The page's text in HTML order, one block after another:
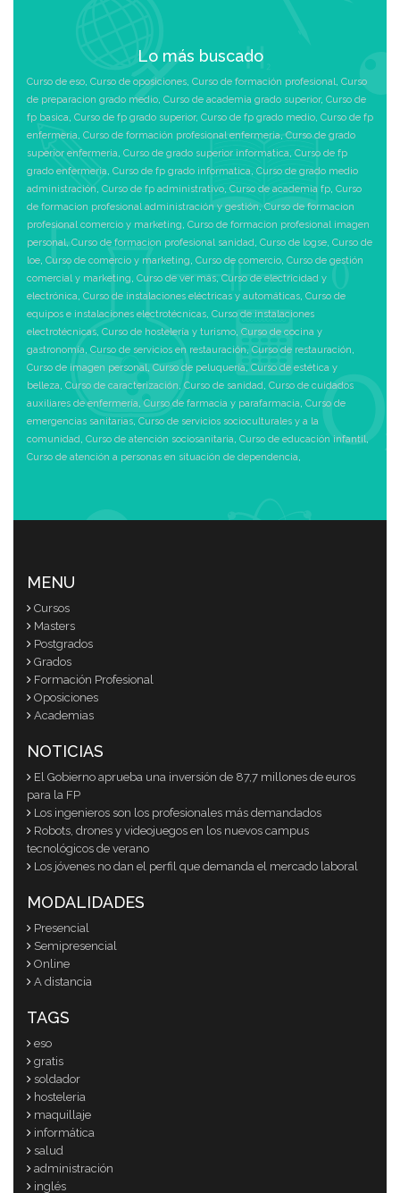
Lo más buscado
Curso de eso, Curso de oposiciones, Curso de formación profesional, Curso
de preparacion grado medio, Curso de academia grado superior, Curso de
fp basica, Curso de fp grado superior, Curso de fp grado medio, Curso de fp
enfermeria, Curso de formación profesional enfermeria,Curso de grado
superior enfermeria, Curso de grado superior informatica, Curso de fp
grado enfermeria, Curso de fp grado informatica, Curso de grado medio
administración, Curso de fp administrativo, Curso de academia fp, Curso
de formacion profesional administración y gestión,Curso de formacion
profesional comercio y marketing, Curso de formacion profesional imagen
personal,Curso de formacion profesional sanidad, Curso de logse, Curso de
loe, Curso de comercio y marketing, Curso de comercio, Curso de gestión
comercial y marketing, Curso de ver más,Curso de electricidad y
electrónica, Curso de instalaciones eléctricas y automáticas, Curso de
equipos e instalaciones electrotécnicas, Curso de instalaciones
electrotécnicas, Curso de hostelería y turismo, Curso de cocina y
gastronomía, Curso de servicios en restauración, Curso de restauración,
Curso de imagen personal, Curso de peluquería,Curso de estética y
belleza, Curso de caracterización,Curso de sanidad, Curso de cuidados
auxiliares de enfermería,Curso de farmacia y parafarmacia, Curso de
emergencias sanitarias, Curso de servicios socioculturales y a la
comunidad, Curso de atención sociosanitaria, Curso de educación infantil,
Curso de atención a personas en situación de dependencia,
MENU
Cursos
Masters
Postgrados
Grados
Formación Profesional
Oposiciones
Academias
NOTICIAS
El Gobierno aprueba una inversión de 87,7 millones de euros
para la FP
Los ingenieros son los profesionales más demandados
Robots, drones y videojuegos en los nuevos campus
tecnológicos de verano
Los jóvenes no dan el perfil que demanda el mercado laboral
MODALIDADES
Presencial
Semipresencial
Online
A distancia
TAGS
eso
gratis
soldador
hosteleria
maquillaje
informática
salud
administración
inglés